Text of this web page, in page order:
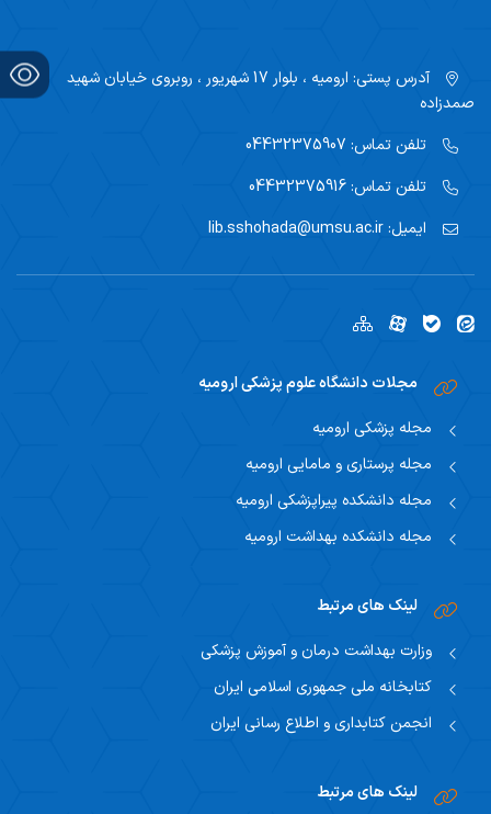
آدرس پستی:
ارومیه ، بلوار 17 شهریور ، روبروی خیابان شهید
صمدزاده
تلفن تماس:
تلفن تماس:
ایمیل:
مجلات دانشگاه علوم پزشکی ارومیه
مجله پزشکی ارومیه
مجله پرستاری و مامایی ارومیه
مجله دانشکده پیراپزشکی ارومیه
مجله دانشکده بهداشت ارومیه
لینک های مرتبط
وزارت بهداشت درمان و آموزش پزشکی
کتابخانه ملی جمهوری اسلامی ایران
انجمن کتابداری و اطلاع رسانی ایران
لینک های مرتبط